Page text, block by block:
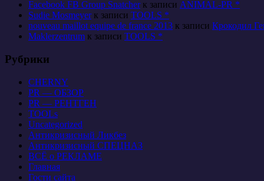
Facebook FB Group Snatcherк записи ANIMAL-PR *
Sudie Mosmeyerк записи TOOLS *
nouveau maillot equipe de france 2013 к записи Крокодил
Maklerzentrum к записи TOOLS *
Рубрики
CHERNY
PR — ОБЗОР
PR — РЕНТГЕН
TOOLs
Uncategorized
Антикризисный Ликбез
Антикризисный СПЕЦНАЗ
ВСЁ о РЕКЛАМЕ
Главная
Гости сайта